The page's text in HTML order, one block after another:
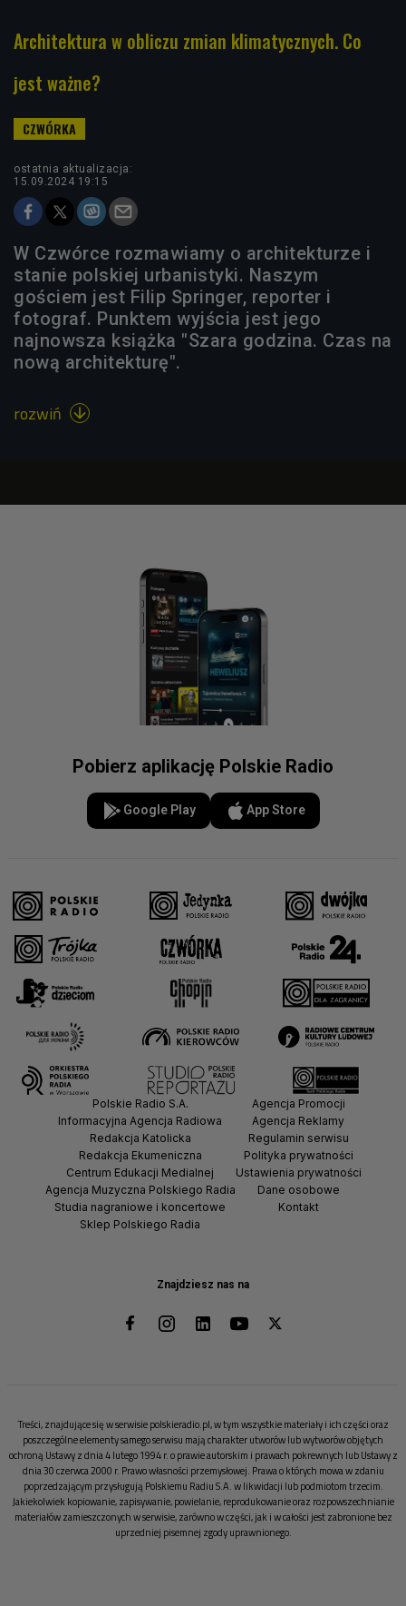
Architektura w obliczu zmian klimatycznych. Co
jest ważne?
ostatnia aktualizacja:
15.09.2024 19:15
W Czwórce rozmawiamy o architekturze i
stanie polskiej urbanistyki. Naszym
gościem jest Filip Springer, reporter i
fotograf. Punktem wyjścia jest jego
najnowsza książka "Szara godzina. Czas na
nową architekturę".
rozwiń 
Pobierz aplikację Polskie Radio
Google Play App Store
Znajdziesz nas na
Polskie Radio S.A.
Informacyjna Agencja Radiowa
Redakcja Katolicka
Redakcja Ekumeniczna
Centrum Edukacji Medialnej
Agencja Muzyczna Polskiego Radia
Studia nagraniowe i koncertowe
Sklep Polskiego Radia
Agencja Promocji
Agencja Reklamy
Regulamin serwisu
Polityka prywatności
Ustawienia prywatności
Dane osobowe
Kontakt
Treści, znajdujące się w serwisie polskieradio.pl, w tym wszystkie materiały i ich części oraz
poszczególne elementy samego serwisu mają charakter utworów lub wytworów objętych
ochroną Ustawy z dnia 4 lutego 1994 r. o prawie autorskim i prawach pokrewnych lub Ustawy z
dnia 30 czerwca 2000 r. Prawo własności przemysłowej. Prawa o których mowa w zdaniu
poprzedzającym przysługują Polskiemu Radiu S.A. w likwidacji lub podmiotom trzecim.
Jakiekolwiek kopiowanie, zapisywanie, powielanie, reprodukowanie oraz rozpowszechnianie
materiałów zamieszczonych w serwisie, zarówno w części, jak i w całości jest zabronione bez
uprzedniej pisemnej zgody uprawnionego.